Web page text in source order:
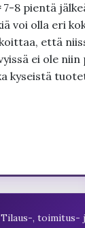
7-8 pientä
voi olla eri
että
ei ole
kyseistä
Tilaus-, toimitus-